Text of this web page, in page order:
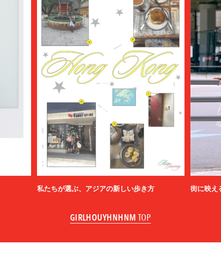
私たちが選ぶ、アジアの新しい歩き方 街に映え
GIRLHOUYHNHNM TOP